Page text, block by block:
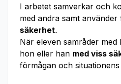
I arbetet samverkar och
med andra samt
säkerhet.
När eleven samråder med
hon eller han med viss
förmågan och situationens